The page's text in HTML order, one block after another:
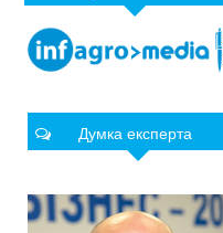
Думка експерта